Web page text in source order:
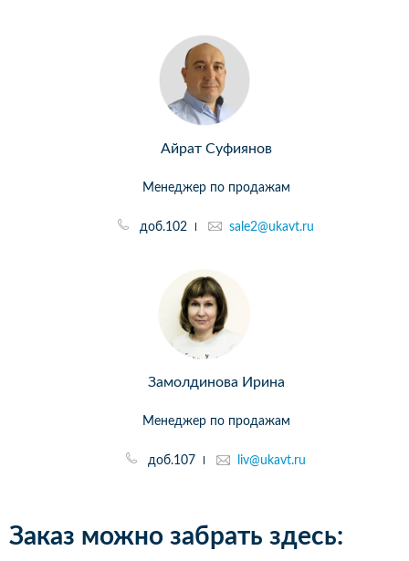
Айрат Суфиянов
Менеджер по продажам
доб.102 sale2@ukavt.ru
Замолдинова Ирина
Менеджер по продажам
доб.107 liv@ukavt.ru
Заказ можно забрать здесь: